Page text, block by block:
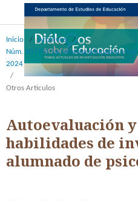
Inicio / Archivos
/
Núm. 30 (15): La reforma educativa y
2024
/
Otros Articulos
Autoevaluación
habilidades de
alumnado de